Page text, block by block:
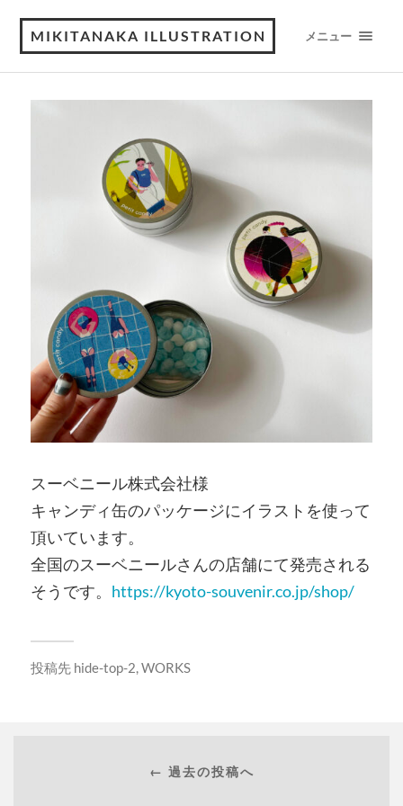
MIKITANAKA ILLUSTRATION メニュー
スーベニール株式会社様
キャンディ缶のパッケージにイラストを使って
頂いています。
全国のスーベニールさんの店舗にて発売される
そうです。 https://kyoto-souvenir.co.jp/shop/
投稿先 hide-top-2,WORKS
← 過去の投稿へ